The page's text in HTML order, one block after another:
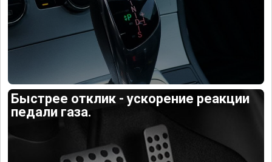
Быстрее отклик - ускорение реакции
педали газа.